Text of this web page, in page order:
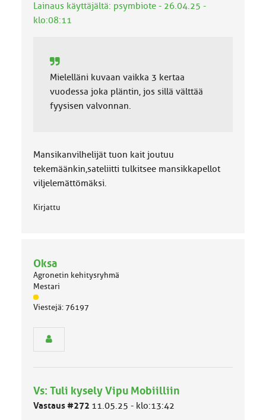
k
a
Lainaus käyttäjältä: psymbiote - 26.04.25 -
klo:08:11
Mielelläni kuvaan vaikka 3 kertaa
vuodessa joka pläntin, jos sillä välttää
fyysisen valvonnan.
Mansikanvilhelijät tuon kait joutuu
tekemäänkin,sateliitti tulkitsee mansikkapellot
viljelemättömäksi.
Kirjattu
Oksa
Agronetin kehitysryhmä
Mestari
J
ä
m
ä
Viestejä: 76197
Vs: Tuli kysely Vipu Mobiilliin
Vastaus #272 11.05.25 - klo:13:42